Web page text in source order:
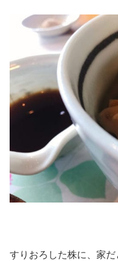
すりおろした株に、家